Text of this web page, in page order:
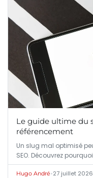
Le guide ultime du
référencement
Un slug mal optimisé
SEO. Découvrez
Hugo André•27 juillet 2026